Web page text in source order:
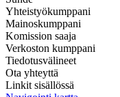
Yhteistyökumppani
Mainoskumppani
Komission saaja
Verkoston kumppani
Tiedotusvälineet
Ota yhteyttä
Linkit sisällössä